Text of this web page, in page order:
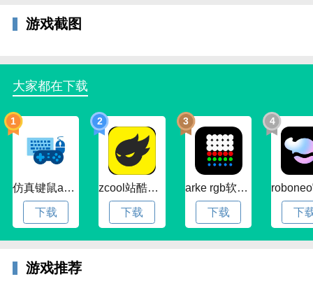
节奏大爆炸手游特色
1、所有你们喜欢的YG艺人与歌曲都会在游戏中出现，
口袋里的Live Show，让音乐看得见，让旋律摸得到。
2、在游戏中变身为经纪人，签约自己中意的艺人进行
培养，并让艺人出道，同时还可以通过丰富多样的社交
系统跟所有同属YG FAMILY的粉丝进行交流。
3、第一视角代入式剧情，成为经纪人与爱豆一起成
游戏截图
大家都在下载
1
仿真键鼠app官方版下载v1.4.3.58 安卓最新版
下载
2
zcool站酷官方版下载v5.15.0 安卓最新版本
下载
3
arke rgb软件下载v20.0 安卓版
下载
4
下
游戏推荐